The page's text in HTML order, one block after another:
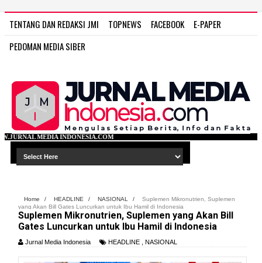
TENTANG DAN REDAKSI JMI TOPNEWS FACEBOOK
E-PAPER
PEDOMAN MEDIA SIBER
Home / HEADLINE / NASIONAL /
Suplemen Mikronutrien, Suplemen
yang Akan Bill Gates Luncurkan untuk Ibu Hamil di Indonesia
Suplemen Mikronutrien, Suplemen yang Akan Bill
Gates Luncurkan untuk Ibu Hamil di Indonesia
Jurnal Media Indonesia HEADLINE NASIONAL